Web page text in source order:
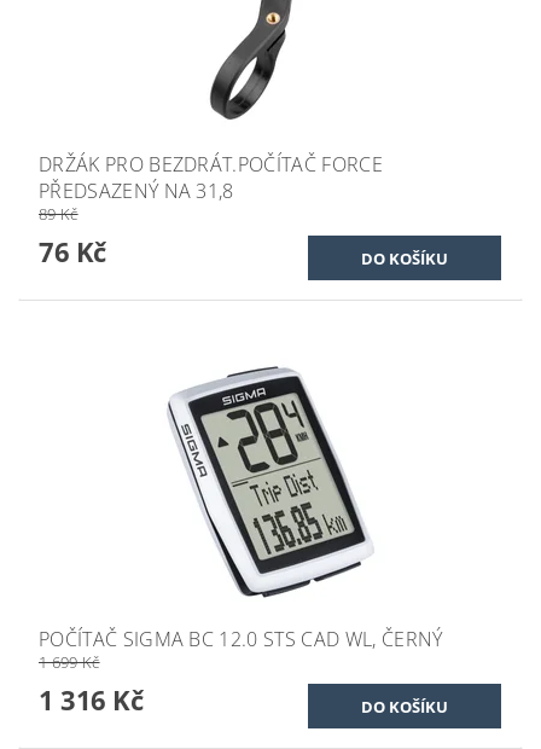
DRŽÁK PRO BEZDRÁT.POČÍTAČ FORCE
PŘEDSAZENÝ NA 31,8
89 Kč
76 Kč
POČÍTAČ SIGMA BC 12.0 STS CAD WL, ČERNÝ
1 699 Kč
1 316 Kč